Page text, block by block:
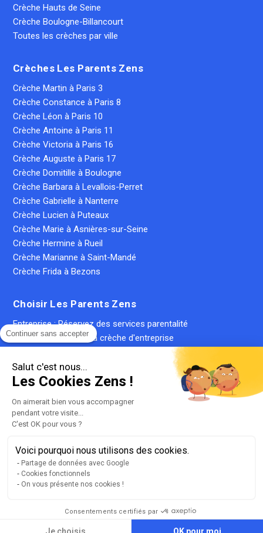
Continuer sans accepter
Salut c'est nous...
Les Cookies Zens !
On aimerait bien vous accompagner
pendant votre visite...
C'est OK pour vous ?
Voici pourquoi nous utilisons des cookies.
Partage de données avec Google
Cookies fonctionnels
On vous présente nos cookies !
Consentements certifiés par
Crèche Hauts de Seine
Crèche Boulogne-Billancourt
Toutes les crèches par ville
Crèches Les Parents Zens
Crèche Martin à Paris 3
Crèche Constance à Paris 8
Crèche Léon à Paris 10
Crèche Antoine à Paris 11
Crèche Victoria à Paris 16
Crèche Auguste à Paris 17
Crèche Domitille à Boulogne
Crèche Barbara à Levallois-Perret
Crèche Gabrielle à Nanterre
Crèche Lucien à Puteaux
Crèche Marie à Asnières-sur-Seine
Crèche Hermine à Rueil
Crèche Marianne à Saint-Mandé
Crèche Frida à Bezons
Choisir Les Parents Zens
Entreprise : Réservez des services parentalité
RH : Tout savoir sur la crèche d'entreprise
Réserver place en crèche pour ses salariés
CIF : Avantage fiscal pour les entreprises
Famille : Trouver une crèche
Famille : Simuler le coût d'une place en crèche
Qu'est-ce qu'une crèche privée ?
Qu'est-ce qu'une micro-crèche ?
Liste de nos crèches